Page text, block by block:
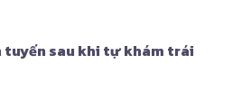
sau khi tự khám trái